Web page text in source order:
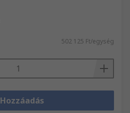
502 125 Ft/egység
Hozzáadás